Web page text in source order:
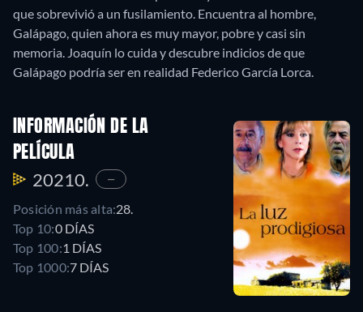
que sobrevivió a un fusilamiento. Encuentra al hombre,
Galápago, quien ahora es muy mayor, pobre y casi sin
memoria. Joaquín lo cuida y descubre indicios de que
Galápago podría ser en realidad Federico García Lorca.
INFORMACIÓN DE LA
PELÍCULA
20210. —
Posición más alta:28.
Top 10:0 DÍAS
Top 100:1 DÍAS
Top 1000:7 DÍAS